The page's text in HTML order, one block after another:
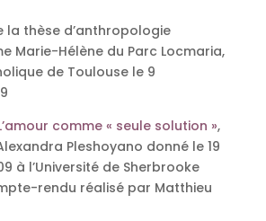
la thèse d’anthropologie
Marie-Hélène du Parc Locmaria,
de Toulouse le 9
comme « seule solution »,
Pleshoyano donné le 19
à l’Université de Sherbrooke
rendu réalisé par Matthieu